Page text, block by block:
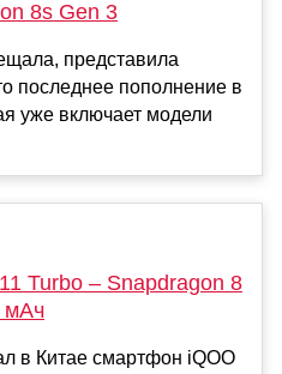
8s Gen 3
представила
последнее пополнение в
уже включает модели
Turbo – Snapdragon 8
мАч
в Китае смартфон iQOO